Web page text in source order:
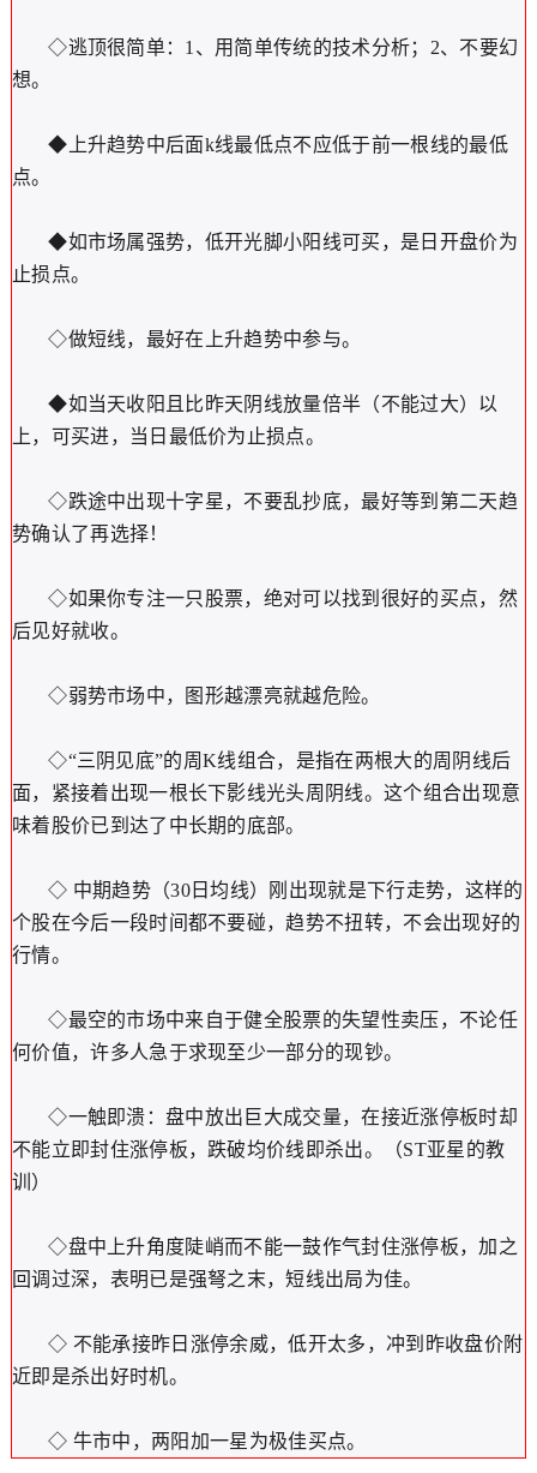
◇逃顶很简单：1、用简单传统的技术分析；2、不要幻
想。
◆上升趋势中后面k线最低点不应低于前一根线的最低
点。
◆如市场属强势，低开光脚小阳线可买，是日开盘价为
止损点。
◇做短线，最好在上升趋势中参与。
◆如当天收阳且比昨天阴线放量倍半（不能过大）以
上，可买进，当日最低价为止损点。
◇跌途中出现十字星，不要乱抄底，最好等到第二天趋
势确认了再选择！
◇如果你专注一只股票，绝对可以找到很好的买点，然
后见好就收。
◇弱势市场中，图形越漂亮就越危险。
◇“三阴见底”的周K线组合，是指在两根大的周阴线后
面，紧接着出现一根长下影线光头周阴线。这个组合出现意
味着股价已到达了中长期的底部。
◇ 中期趋势（30日均线）刚出现就是下行走势，这样的
个股在今后一段时间都不要碰，趋势不扭转，不会出现好的
行情。
◇最空的市场中来自于健全股票的失望性卖压，不论任
何价值，许多人急于求现至少一部分的现钞。
◇一触即溃：盘中放出巨大成交量，在接近涨停板时却
不能立即封住涨停板，跌破均价线即杀出。（ST亚星的教
训）
◇盘中上升角度陡峭而不能一鼓作气封住涨停板，加之
回调过深，表明已是强弩之末，短线出局为佳。
◇ 不能承接昨日涨停余威，低开太多，冲到昨收盘价附
近即是杀出好时机。
◇ 牛市中，两阳加一星为极佳买点。